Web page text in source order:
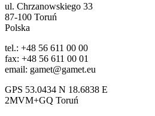
ul. Chrzanowskiego 33
87-100 Toruń
Polska
tel.: +48 56 611 00 00
fax: +48 56 611 00 01
email: gamet@gamet.eu
GPS 53.0434 N 18.6838 E
2MVM+GQ Toruń